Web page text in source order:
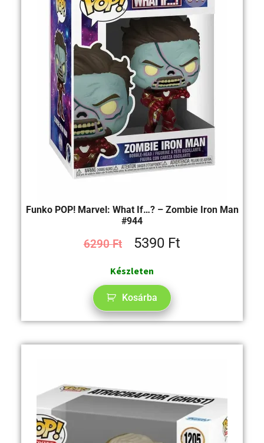
Funko POP! Marvel: What If…? – Zombie Iron Man
#944
6290Ft 5390 Ft
Készleten
Kosárba